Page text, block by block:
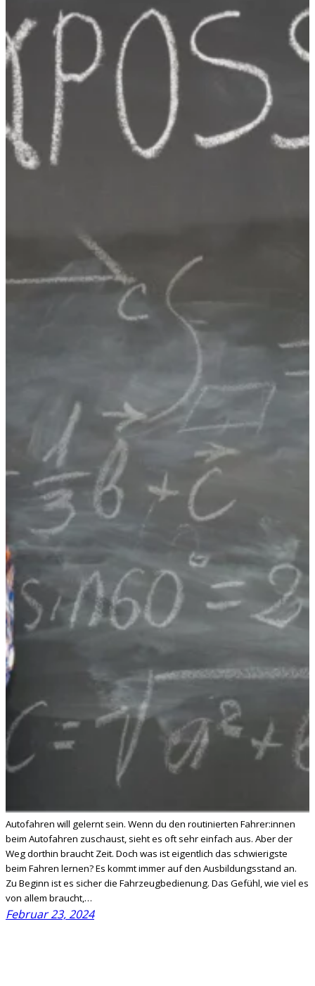
Autofahren will gelernt sein. Wenn du den routinierten Fahrer:innen
beim Autofahren zuschaust, sieht es oft sehr einfach aus. Aber der
Weg dorthin braucht Zeit. Doch was ist eigentlich das schwierigste
beim Fahren lernen? Es kommt immer auf den Ausbildungsstand an.
Zu Beginn ist es sicher die Fahrzeugbedienung. Das Gefühl, wie viel es
von allem braucht,…
Februar 23, 2024